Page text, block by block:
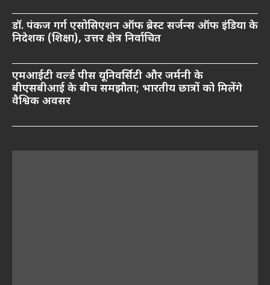
डॉ. पंकज गर्ग एसोसिएशन ऑफ ब्रेस्ट सर्जन्स ऑफ इंडिया के
निदेशक (शिक्षा), उत्तर क्षेत्र निर्वाचित
एमआईटी वर्ल्ड पीस यूनिवर्सिटी और जर्मनी के
बीएसबीआई के बीच समझौता; भारतीय छात्रों को मिलेंगे
वैश्विक अवसर